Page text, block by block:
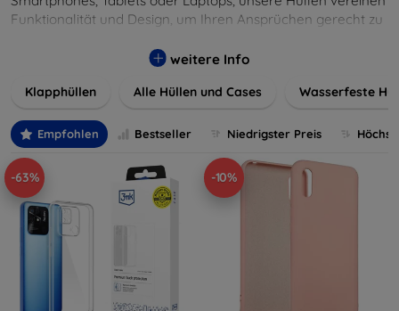
Funktionalität und Design, um Ihren Ansprüchen gerecht zu
Farben, um Ihren persönlichen Stil perfekt zu
weitere Info
Klapphüllen Alle Hüllen und Cases Wasserfeste
Empfohlen Bestseller Niedrigster Preis
-63% -10%